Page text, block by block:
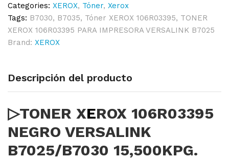
Categories: XEROX, Tóner, Xerox
Tags: B7030, B7035, Tóner XEROX 106R03395, TONER
XEROX 106R03395 PARA IMPRESORA VERSALINK B7025
Brand: XEROX
Descripción del producto
▷TONER XEROX 106R03395
NEGRO VERSALINK
B7025/B7030 15,500KPG.